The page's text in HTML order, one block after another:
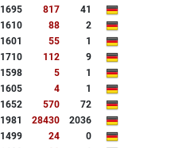
1695 817
41
1610 88
2
1601 55
1
1710 112
9
1598 5
1
1605 4
1
1652 570
72
1981 28430
2036
1499 24
0